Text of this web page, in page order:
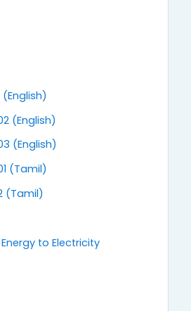
(English)
(English)
(English)
(Tamil)
(Tamil)
to ElectricityURL